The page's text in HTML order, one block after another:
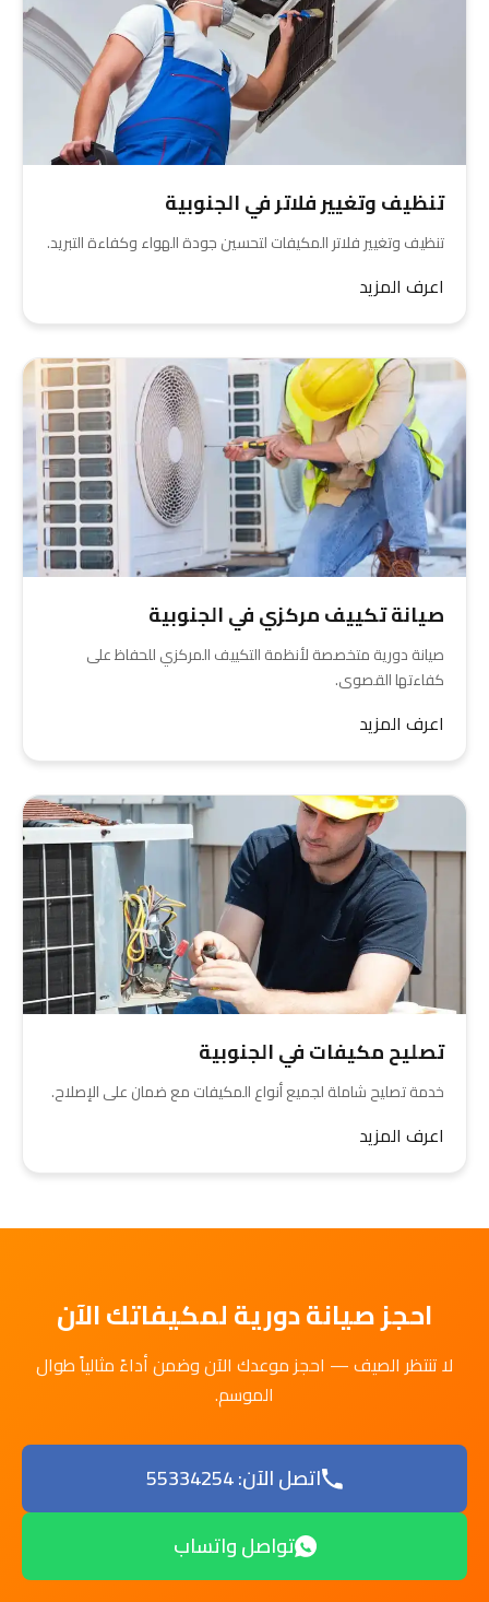
تنظيف وتغيير فلاتر في الجنوبية
تنظيف وتغيير فلاتر المكيفات لتحسين جودة الهواء وكفاءة التبريد.
اعرف المزيد
صيانة تكييف مركزي في الجنوبية
صيانة دورية متخصصة لأنظمة التكييف المركزي للحفاظ على
كفاءتها القصوى.
اعرف المزيد
تصليح مكيفات في الجنوبية
خدمة تصليح شاملة لجميع أنواع المكيفات مع ضمان على الإصلاح.
اعرف المزيد
احجز صيانة دورية لمكيفاتك الآن
لا تنتظر الصيف — احجز موعدك الآن وضمن أداءً مثالياً طوال
الموسم.
اتصل الآن: 55334254
تواصل واتساب